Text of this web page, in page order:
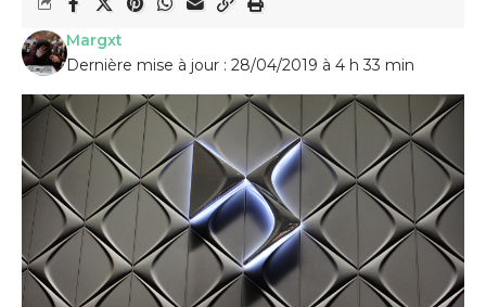
Dernière mise à jour : 28/04/2019 à 4 h 33 min
Margxt